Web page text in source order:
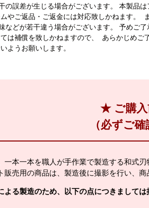
の誤差が生じる場合がございます。 本製
やご返品・ご返金には対応致しかねます。
などが若干違う場合がございます。 予め
は補償を致しかねますので、 あらかじめ
ようお願いします。
★ ご購入
（必ずご
一本一本を職人が手作業で製造する和式刃
販売用の商品は、製造後に撮影を行い、
よる製造のため、以下の点につきまして